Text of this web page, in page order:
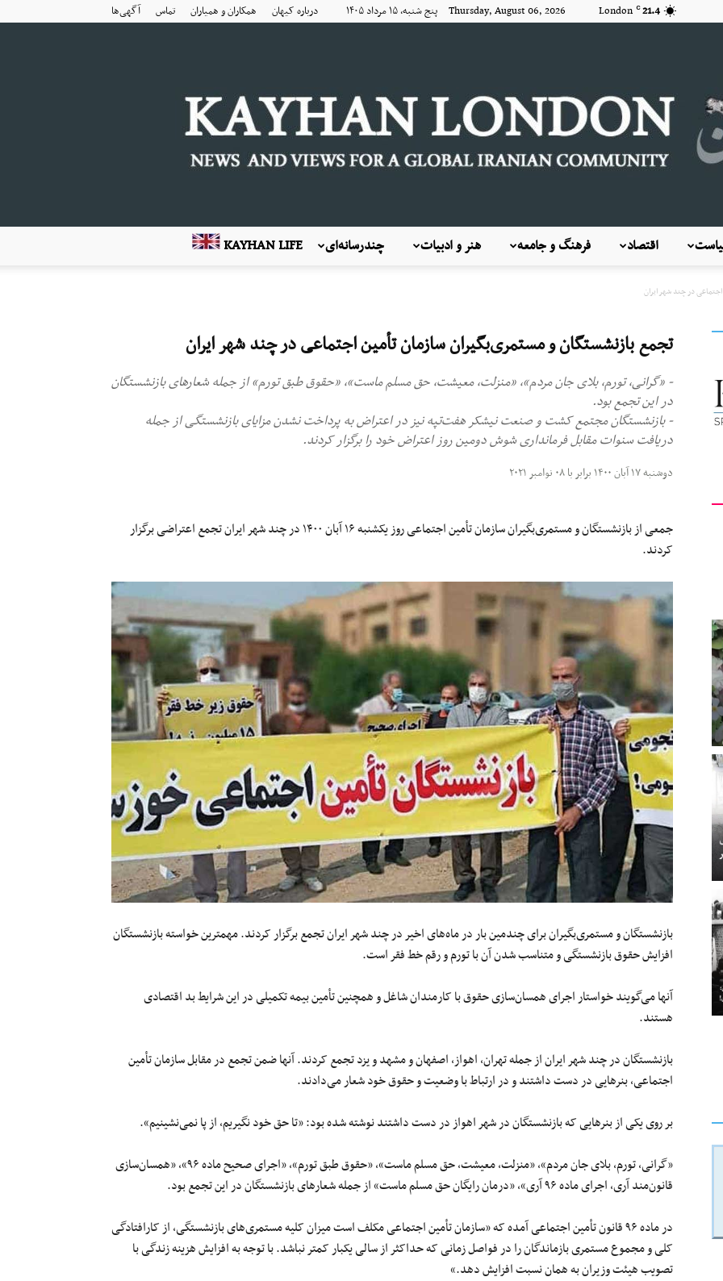
21.4
C
London Thursday, August 06, 2026 پنج شنبه, ۱۵ مرداد ۱۴۰۵ درباره کیهان همکاران و همیاران تماس آگهی‌ها
کیهان
KAYHAN LIFE چندرسانه‌ای هنر و ادبیات فرهنگ و جامعه اقتصاد
در چند شهر ایران
تجمع بازنشستگان و مستمری‌بگیران سازمان تأمین اجتماعی در چند شهر ایران
- «گرانی، تورم، بلای جان مردم»، «منزلت، معیشت، حق مسلم ماست»، «حقوق طبق تورم» از جمله شعارهای بازنشستگان
در این تجمع بود.
- بازنشستگان مجتمع کشت و صنعت نیشکر هفت‌تپه نیز در اعتراض به پرداخت نشدن مزایای بازنشستگی از جمله
دریافت سنوات مقابل فرمانداری شوش دومین روز اعتراض خود را برگزار کردند.
دوشنبه ۱۷ آبان ۱۴۰۰ برابر با ۰۸ نوامبر ۲۰۲۱
جمعی از بازنشستگان و مستمری‌بگیران سازمان تأمین اجتماعی روز یکشنبه ۱۶ آبان ۱۴۰۰ در چند شهر ایران تجمع اعتراضی برگزار
کردند.
بازنشستگان و مستمری‌بگیران برای چندمین‌ بار در ماه‌های اخیر در چند شهر ایران تجمع برگزار کردند. مهمترین خواسته بازنشستگان
افزایش حقوق بازنشستگی و متناسب شدن آن با تورم و رقم خط فقر است.
آنها می‌گویند خواستار اجرای همسان‌سازی حقوق با کارمندان شاغل و همچنین تأمین بیمه تکمیلی در این شرایط بد اقتصادی
هستند.
بازنشستگان در چند شهر ایران از جمله تهران، اهواز، اصفهان و مشهد و یزد تجمع کردند. آنها ضمن تجمع در مقابل سازمان تأمین
اجتماعی، بنرهایی در دست داشتند و در ارتباط با وضعیت و حقوق خود شعار می‌دادند.
بر روی یکی از بنرهایی که بازنشستگان در شهر اهواز در دست داشتند نوشته شده بود: «تا حق خود نگیریم، از پا نمی‌نشینیم».
«گرانی، تورم، بلای جان مردم»، «منزلت، معیشت، حق مسلم ماست»، «حقوق طبق تورم»، «اجرای صحیح ماده ۹۶»، «همسان‌سازی
قانون‌مند آری، اجرای ماده ۹۶ آری»، «درمان رایگان حق مسلم ماست» از جمله شعارهای بازنشستگان در این تجمع بود.
در ماده ۹۶ قانون تأمین اجتماعی آمده که «سازمان تأمین اجتماعی مکلف است میزان کلیه مستمری‌های بازنشستگی، از کارافتادگی
کلی و مجموع مستمری بازماندگان را در فواصل زمانی که حداکثر از سالی یکبار کمتر نباشد. با توجه به افزایش‌ هزینه زندگی با
تصویب هیئت وزیران به همان نسبت افزایش دهد.»